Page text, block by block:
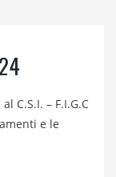
C.S.I. – F.I.G.C
e le